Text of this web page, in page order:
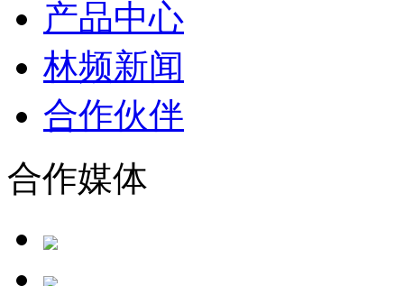
产品中心
林频新闻
合作伙伴
合作媒体